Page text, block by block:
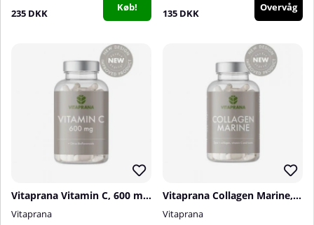
235 DKK Køb! 135 DKK Overvåg
Vitaprana Vitamin C, 600 mg + Bioflavonoids, 100 caps
Vitaprana
Vitaprana Collagen Marine, 100 caps
Vitaprana